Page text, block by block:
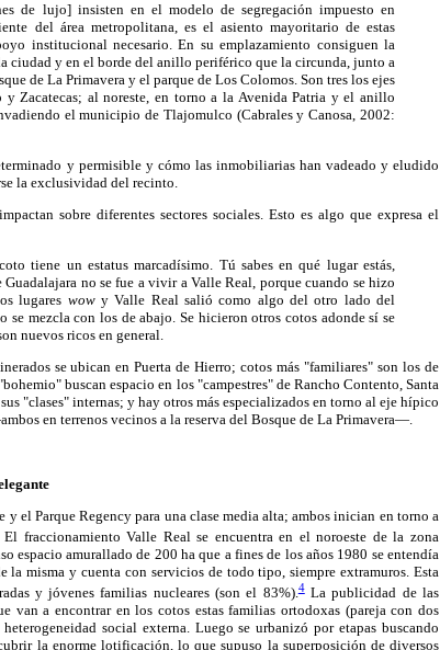
de lujo] insisten en el modelo de segregación impuesto en
del área metropolitana, es el asiento mayoritario de estas
institucional necesario. En su emplazamiento consiguen la
ciudad y en el borde del anillo periférico que la circunda, junto a
de La Primavera y el parque de Los Colomos. Son tres los ejes
Zacatecas; al noreste, en torno a la Avenida Patria y el anillo
el municipio de Tlajomulco (Cabrales y Canosa, 2002:
y permisible y cómo las inmobiliarias han vadeado y eludido
la exclusividad del recinto.
sobre diferentes sectores sociales. Esto es algo que expresa el
tiene un estatus marcadísimo. Tú sabes en qué lugar estás,
no se fue a vivir a Valle Real, porque cuando se hizo
lugares wowy Valle Real salió como algo del otro lado del
mezcla con los de abajo. Se hicieron otros cotos adonde sí se
nuevos ricos en general.
se ubican en Puerta de Hierro; cotos más "familiares" son los de
buscan espacio en los "campestres" de Rancho Contento, Santa
"clases" internas; y hay otros más especializados en torno al eje hípico
en terrenos vecinos a la reserva del Bosque de La Primavera—.
el Parque Regency para una clase media alta; ambos inician en torno a
fraccionamiento Valle Real se encuentra en el noroeste de la zona
espacio amurallado de 200 ha que a fines de los años 1980 se entendía
misma y cuenta con servicios de todo tipo, siempre extramuros. Esta
y jóvenes familias nucleares (son el 83%).4La publicidad de las
a encontrar en los cotos estas familias ortodoxas (pareja con dos
social externa. Luego se urbanizó por etapas buscando
la enorme lotificación, lo que supuso la superposición de diversos